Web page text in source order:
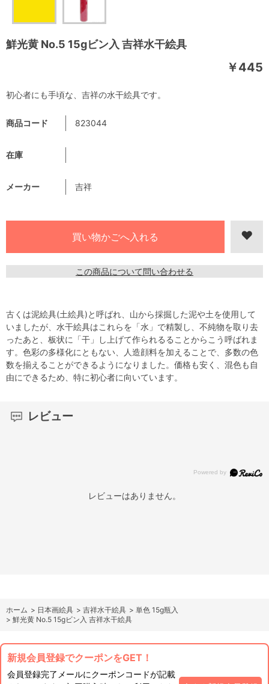
鮮光黄 No.5 15gビン入 吉祥水干絵具
￥445
商品コード 823044
在庫
メーカー 吉祥
この商品について問い合わせる
初心者にも手頃な、吉祥の水干絵具です。
古くは泥絵具(土絵具)と呼ばれ、山から採掘した泥や土を使用して
いましたが、水干絵具はこれらを「水」で精製し、不純物を取り去
ったあと、板状に「干」し上げて作られるることからこう呼ばれま
す。色彩の多様化にともない、人造顔料を加えることで、多数の色
数を揃えることができるようになりました。価格も安く、混色も自
由にできるため、特に初心者に向いています。
レビュー
レビューはありません。
ホーム > 日本画絵具 > 吉祥水干絵具 > 単色 15g瓶入
> 鮮光黄 No.5 15gビン入 吉祥水干絵具
新規会員登録でクーポンをGET！
会員登録完了メールにクーポンコードが記載